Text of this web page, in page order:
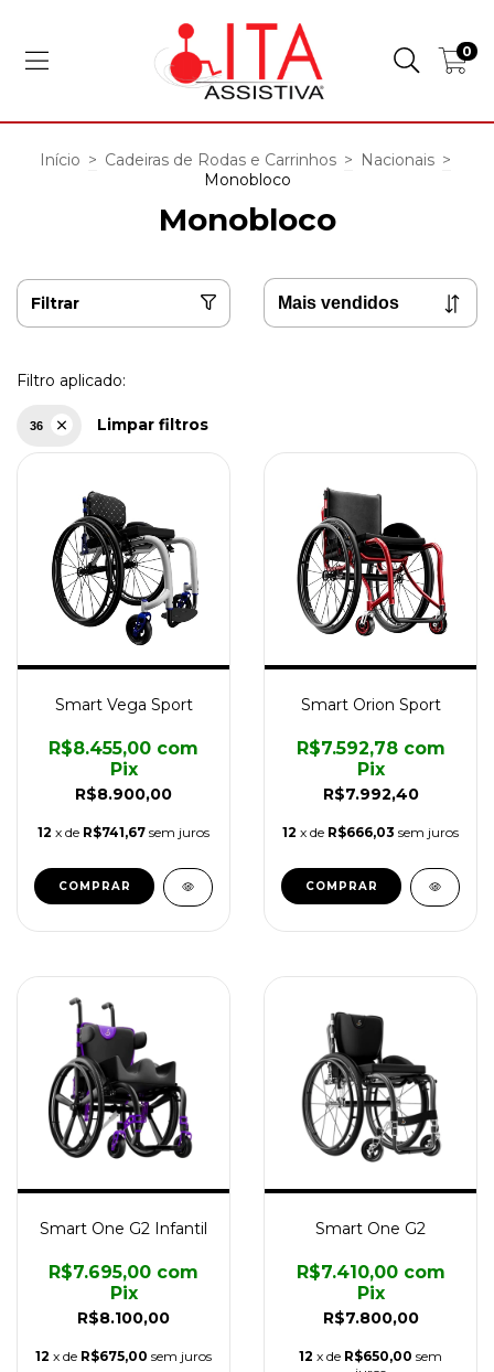
0
Início > Cadeiras de Rodas e Carrinhos > Nacionais >
Monobloco
Monobloco
Filtrar
Filtro aplicado:
36 Limpar filtros
Smart Vega Sport
R$8.900,00
R$8.455,00 com
Pix
12 x de R$741,67 sem juros
COMPRAR
Smart Orion Sport
R$7.992,40
R$7.592,78 com
Pix
12 x de R$666,03 sem juros
COMPRAR
Smart One G2 Infantil
R$8.100,00
R$7.695,00 com
Pix
12 x de R$675,00 sem juros
Smart One G2
R$7.800,00
R$7.410,00 com
Pix
12 x de R$650,00 sem